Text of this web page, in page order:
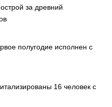
за древний
полугодие исполнен с
16 человек с